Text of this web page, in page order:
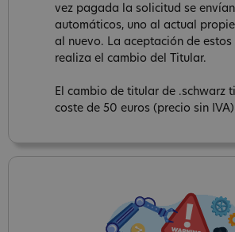
vez pagada la solicitud se
automáticos, uno al actual
al nuevo. La aceptación de estos
realiza el cambio del Titular.
El cambio de titular de .schwarz
coste de 50 euros (precio sin